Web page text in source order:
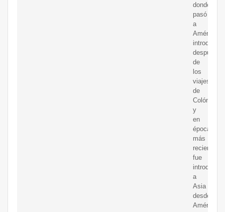
donde
pasó
a
América,
introducida
después
de
los
viajes
de
Colón,
y
en
épocas
más
recientes
fue
introducida
a
Asia
desde
América.